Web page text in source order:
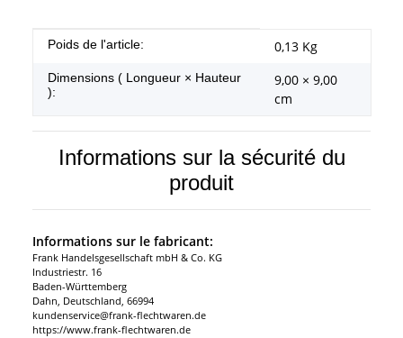
#productDetails.itemInformation#
#productDetails.itemValue#
Poids de l'article: 0,13 Kg
Dimensions ( Longueur × Hauteur
):
9,00 × 9,00
cm
Informations sur la sécurité du
produit
Informations sur le fabricant:
Frank Handelsgesellschaft mbH & Co. KG
Industriestr. 16
Baden-Württemberg
Dahn, Deutschland, 66994
kundenservice@frank-flechtwaren.de
https://www.frank-flechtwaren.de